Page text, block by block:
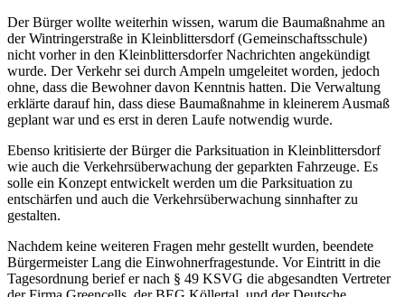
Der Bürger wollte weiterhin wissen, warum die Baumaßnahme an
der Wintringerstraße in Kleinblittersdorf (Gemeinschaftsschule)
nicht vorher in den Kleinblittersdorfer Nachrichten angekündigt
wurde. Der Verkehr sei durch Ampeln umgeleitet worden, jedoch
ohne, dass die Bewohner davon Kenntnis hatten. Die Verwaltung
erklärte darauf hin, dass diese Baumaßnahme in kleinerem Ausmaß
geplant war und es erst in deren Laufe notwendig wurde.
Ebenso kritisierte der Bürger die Parksituation in Kleinblittersdorf
wie auch die Verkehrsüberwachung der geparkten Fahrzeuge. Es
solle ein Konzept entwickelt werden um die Parksituation zu
entschärfen und auch die Verkehrsüberwachung sinnhafter zu
gestalten.
Nachdem keine weiteren Fragen mehr gestellt wurden, beendete
Bürgermeister Lang die Einwohnerfragestunde. Vor Eintritt in die
Tagesordnung berief er nach § 49 KSVG die abgesandten Vertreter